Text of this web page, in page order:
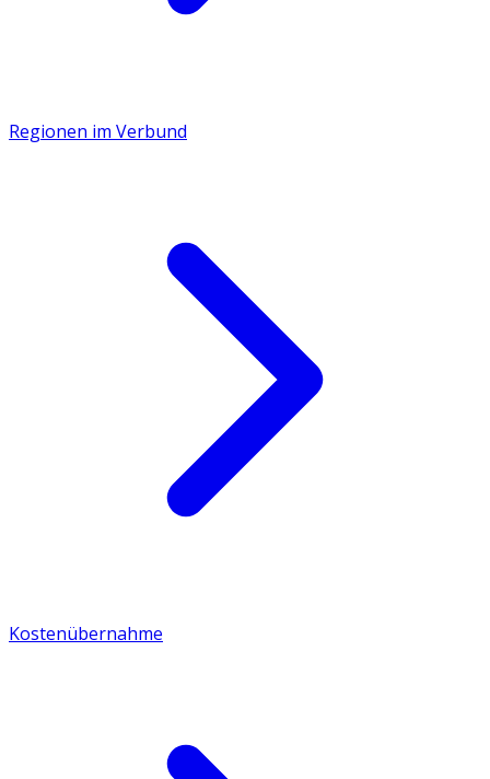
Regionen im Verbund
Kostenübernahme